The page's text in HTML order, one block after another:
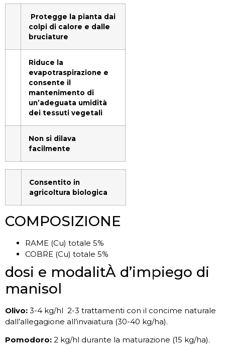
Protegge la pianta dai
colpi di calore e dalle
bruciature
Riduce la
evapotraspirazione e
consente il
mantenimento di
un’adeguata umidità
dei tessuti vegetali
Non si dilava
facilmente
Consentito in
agricoltura biologica
COMPOSIZIONE
RAME (Cu) totale 5%
COBRE (Cu) totale 5%
dosi e modalitÀ d’impiego di
manisol
Olivo: 3-4 kg/hl 2-3 trattamenti con il concime naturale
dall’allegagione all’invaiatura (30-40 kg/ha).
Pomodoro: 2 kg/hl durante la maturazione (15 kg/ha).